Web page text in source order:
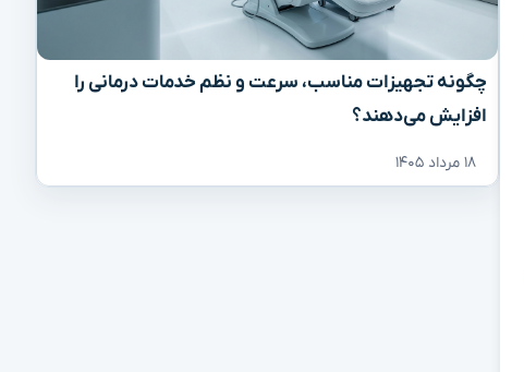
چگونه تجهیزات مناسب، سرعت و نظم خدمات درمانی را
افزایش می‌دهند؟
۱۸ مرداد ۱۴۰۵